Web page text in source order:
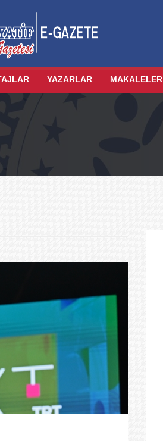
YAZARLAR MAKALELER